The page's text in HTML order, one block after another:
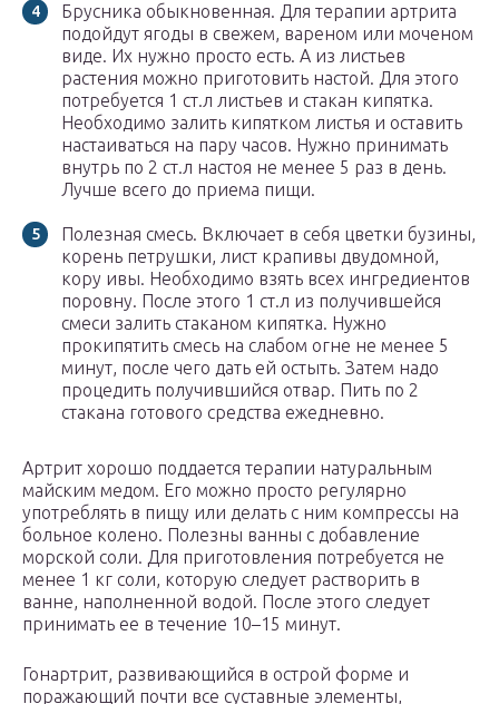
Брусника обыкновенная. Для терапии артрита
подойдут ягоды в свежем, вареном или моченом
виде. Их нужно просто есть. А из листьев
растения можно приготовить настой. Для этого
потребуется 1 ст.л листьев и стакан кипятка.
Необходимо залить кипятком листья и оставить
настаиваться на пару часов. Нужно принимать
внутрь по 2 ст.л настоя не менее 5 раз в день.
Лучше всего до приема пищи.
Полезная смесь. Включает в себя цветки бузины,
корень петрушки, лист крапивы двудомной,
кору ивы. Необходимо взять всех ингредиентов
поровну. После этого 1 ст.л из получившейся
смеси залить стаканом кипятка. Нужно
прокипятить смесь на слабом огне не менее 5
минут, после чего дать ей остыть. Затем надо
процедить получившийся отвар. Пить по 2
стакана готового средства ежедневно.
Артрит хорошо поддается терапии натуральным
майским медом. Его можно просто регулярно
употреблять в пищу или делать с ним компрессы на
больное колено. Полезны ванны с добавление
морской соли. Для приготовления потребуется не
менее 1 кг соли, которую следует растворить в
ванне, наполненной водой. После этого следует
принимать ее в течение 10–15 минут.
Гонартрит, развивающийся в острой форме и
поражающий почти все суставные элементы,